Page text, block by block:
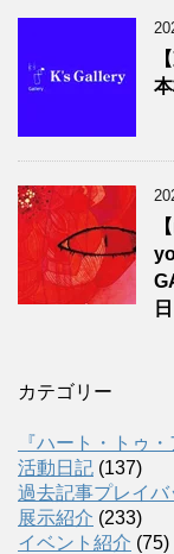
日
カテゴリー
『ハート・トゥ
活動日記 (137)
過去記事プレイバ
展示紹介 (233)
イベント紹介 (75)